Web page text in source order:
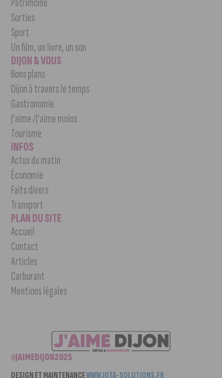
Sorties
Sport
Un film, un livre, un son
DIJON & VOUS
Bons plans
Dijon à travers le temps
Gastronomie
J’aime /J’aime moins
Tourisme
INFOS
Actus du matin
Économie
Faits divers
Transport
PLAN DU SITE
Accueil
Contact
Articles
Carburant
Mentions légales
©JAIMEDIJON2025
DESIGN ET MAINTENANCEWWW.IOTA-SOLUTIONS.FR